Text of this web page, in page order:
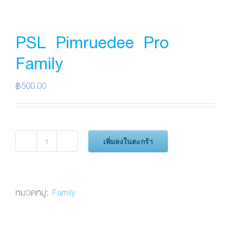
PSL Pimruedee Pro
Family
฿500.00
จำนวน
Pro
เพิ่มลงในตะกร้า
หมวดหมู่: Family